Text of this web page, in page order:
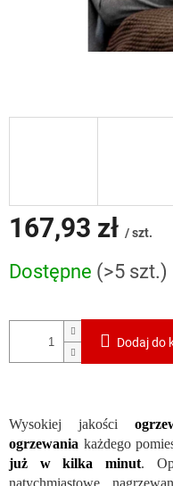
167,93 zł / szt.
jednostkowa:
Dostępne (>5 szt.)
Dodaj do
Wysokiej jakości
ogrzewania każdego
już w kilka minut.